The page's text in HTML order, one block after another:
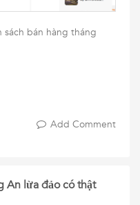
sách bán hàng tháng
Add Comment
An lừa đảo có thật